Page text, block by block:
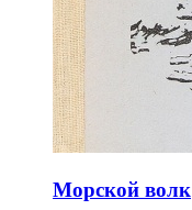
Морской волк